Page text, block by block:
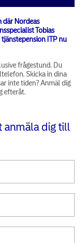
där Nordeas
Tobias
ITP nu
frågestund. Du
Skicka in dina
inte tiden? Anmäl dig
efteråt.
anmäla dig till